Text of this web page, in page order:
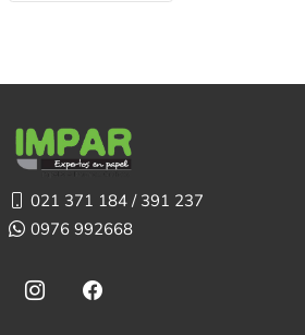
021 371 184 / 391 237
0976 992668